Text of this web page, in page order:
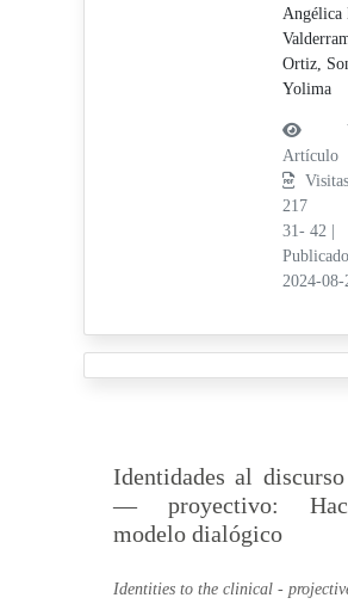
Angélica
Ortiz,
Yolima
Artículo
217
31- 42
2024-08-
Identidades al
— proyectivo:
modelo dialógico
Identities to the clinical -